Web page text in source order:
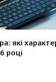
які
році